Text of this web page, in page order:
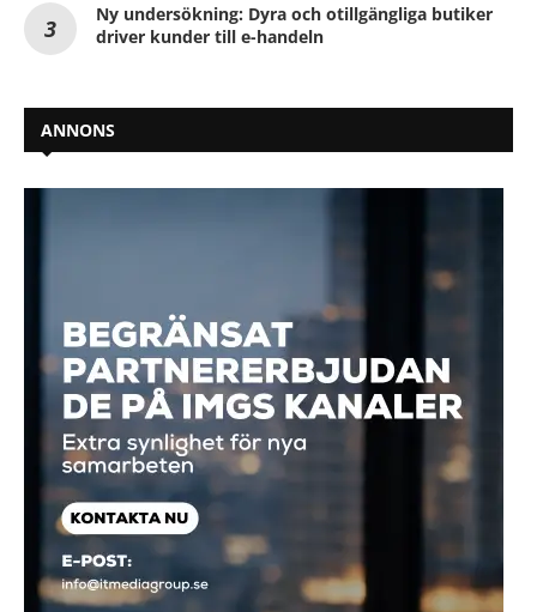
Ny undersökning: Dyra och otillgängliga butiker
driver kunder till e-handeln
ANNONS